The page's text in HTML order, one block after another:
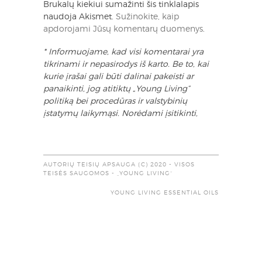
Brukalų kiekiui sumažinti šis tinklalapis
naudoja Akismet. Sužinokite, kaip
apdorojami Jūsų komentarų duomenys.
* Informuojame, kad visi komentarai yra
tikrinami ir nepasirodys iš karto. Be to, kai
kurie įrašai gali būti dalinai pakeisti ar
panaikinti, jog atitiktų „Young Living“
politiką bei procedūras ir valstybinių
įstatymų laikymąsi. Norėdami įsitikinti,
AUTORIŲ TEISIŲ APSAUGA (C) 2020 - VISOS
TEISĖS SAUGOMOS - „YOUNG LIVING“
YOUNG LIVING ESSENTIAL OILS